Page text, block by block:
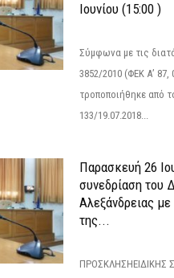
Ιουνίου (15:00 )
Σύμφωνα με τις
3852/2010 (ΦΕΚ Α’ 87,
τροποποιήθηκε από
133/19.07.2018...
Παρασκευή 26
συνεδρίαση του
Αλεξάνδρειας
της...
ΠΡΟΣΚΛΗΣΗΕΙΔΙΚΗΣ